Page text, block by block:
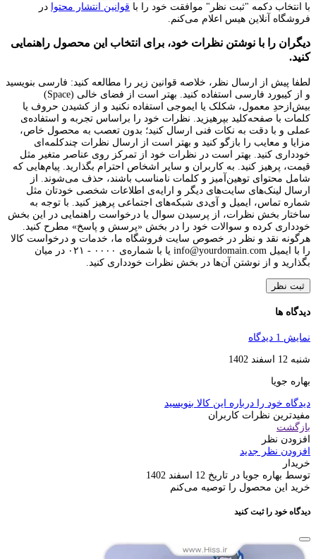
با انتخاب دکمه "ثبت نظر" موافقت خود را با قوانین انتشار محتوا در
فروشگاه آنلاین هیس اعلام می‌کنم.
دیگران را با نوشتن نظرات خود، برای انتخاب این محصول راهنمایی
کنید.
لطفا پیش از ارسال نظر، خلاصه قوانین زیر را مطالعه کنید: فارسی بنویسید
و از کیبورد فارسی استفاده کنید. بهتر است از فضای خالی (Space)
بیش‌از‌حدِ معمول، شکلک یا ایموجی استفاده نکنید و از کشیدن حروف یا
کلمات با صفحه‌کلید بپرهیزید. نظرات خود را براساس تجربه و استفاده‌ی
عملی و با دقت به نکات فنی ارسال کنید؛ بدون تعصب به محصول خاص،
مزایا و معایب را بازگو کنید و بهتر است از ارسال نظرات چندکلمه‌‌ای
خودداری کنید. بهتر است در نظرات خود از تمرکز روی عناصر متغیر مثل
قیمت، پرهیز کنید. به کاربران و سایر اشخاص احترام بگذارید. پیام‌هایی که
شامل محتوای توهین‌آمیز و کلمات نامناسب باشند، حذف می‌شوند. از
ارسال لینک‌های سایت‌های دیگر و ارایه‌ی اطلاعات شخصی خودتان مثل
شماره تماس، ایمیل و آی‌دی شبکه‌های اجتماعی پرهیز کنید. با توجه به
ساختار بخش نظرات، از پرسیدن سوال یا درخواست راهنمایی در این بخش
خودداری کرده و سوالات خود را در بخش «پرسش و پاسخ» مطرح کنید.
هرگونه نقد و نظر در خصوص سایت فروشگاه ما، خدمات و درخواست کالا
را با ایمیل info@yourdomain.com یا با شماره‌ی ۰۰۰۰ - ۰۲۱ در میان
بگذارید و از نوشتن آن‌ها در بخش نظرات خودداری کنید.
ثبت نظر
دیدگاه ها
نمایش 1 دیدگاه
شنبه 12 اسفند 1402
بهاره جویا
دیدگاه خود را درباره این کالا بنویسید
مفیدترین نظرات کاربران
بازگشت
افزودن نظر
افزودن نظر جدید
خریدار
توسط بهاره جویا در تاریخ 12 اسفند 1402
خرید این محصول را توصیه می‌کنم
دیدگاه خود را ثبت کنید